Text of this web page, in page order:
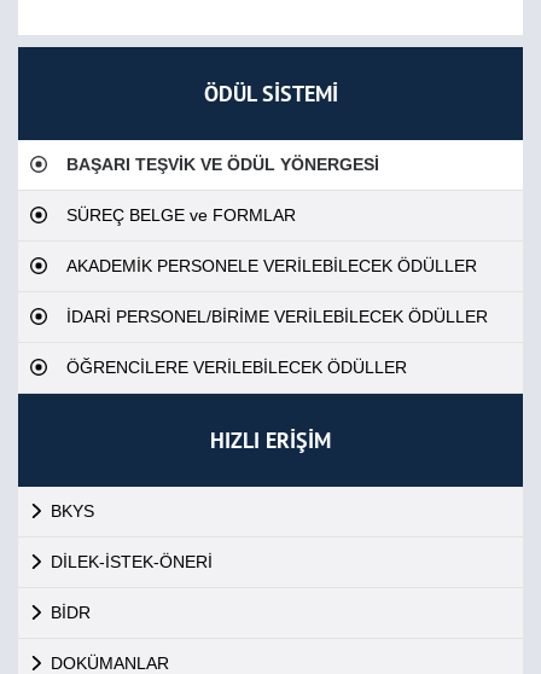
ÖDÜL SİSTEMİ
BAŞARI TEŞVİK VE ÖDÜL YÖNERGESİ
SÜREÇ BELGE ve FORMLAR
AKADEMİK PERSONELE VERİLEBİLECEK ÖDÜLLER
İDARİ PERSONEL/BİRİME VERİLEBİLECEK ÖDÜLLER
ÖĞRENCİLERE VERİLEBİLECEK ÖDÜLLER
HIZLI ERİŞİM
BKYS
DİLEK-İSTEK-ÖNERİ
BİDR
DOKÜMANLAR